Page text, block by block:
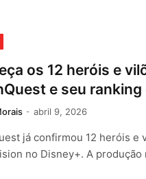
os 12 heróis e
e seu ranking
abril 9, 2026
já confirmou 12 heróis e
no Disney+. A produção